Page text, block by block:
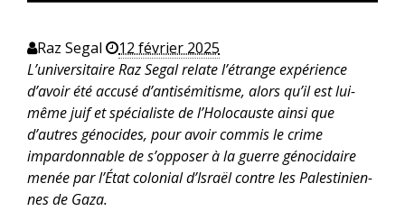
Raz Segal
12 février 2025
L’universitaire Raz Segal relate l’étrange expérience
d’avoir été accusé d’antisémitisme, alors qu’il est lui-
même juif et spécialiste de l’Holocauste ainsi que
d’autres génocides, pour avoir commis le crime
impardonnable de s’opposer à la guerre génocidaire
menée par l’État colonial d’Israël contre les Palestinien-
nes de Gaza.